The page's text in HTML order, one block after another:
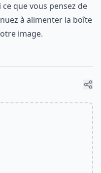
ce que vous pensez de
à alimenter la boîte
image.